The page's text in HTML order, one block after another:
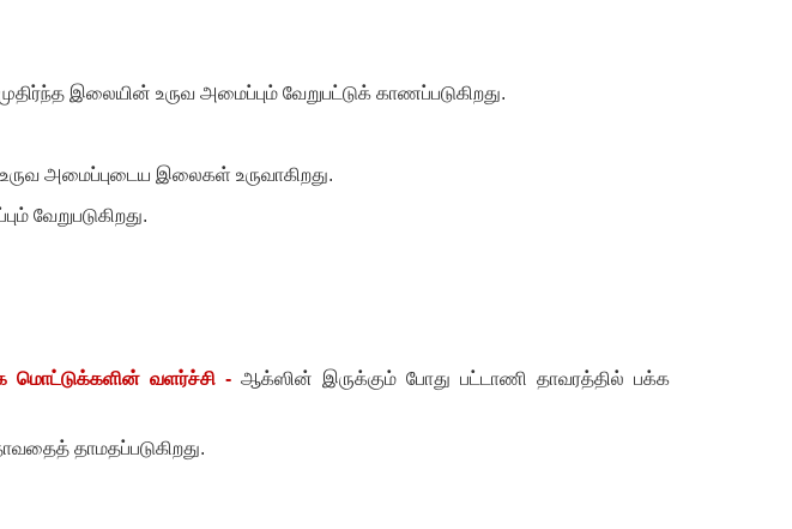
இலையின் உருவ அமைப்பும் வேறுபட்டுக் காணப்படுகிறது.
அமைப்புடைய இலைகள் உருவாகிறது.
வேறுபடுகிறது.
மொட்டுக்களின் வளர்ச்சி - ஆக்ஸின் இருக்கும் போது பட்டாணி தாவரத்தில் பக்க
தாமதப்படுகிறது.